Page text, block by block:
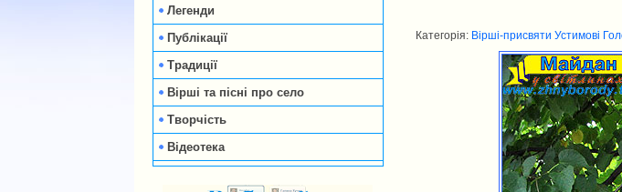
Легенди
Публікації
Традиції
Вірші та пісні про село
Творчість
Відеотека
Категорія: Вірші-присвяти Устимові